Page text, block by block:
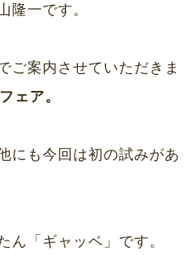
隆一です。
ご案内させていただきま
ェア。
にも今回は初の試みがあ
ん「ギャッベ」です。